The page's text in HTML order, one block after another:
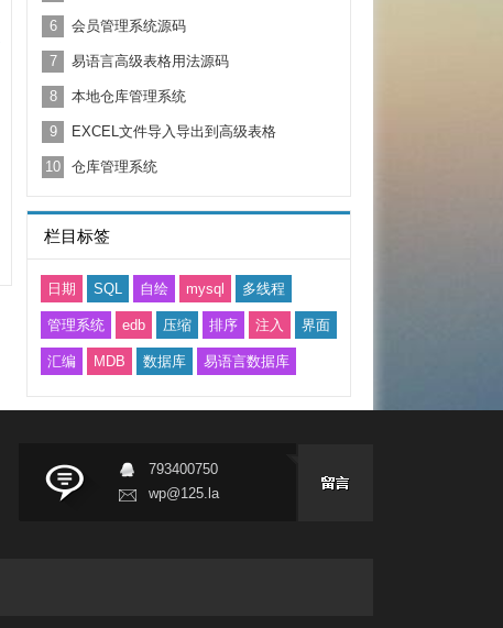
6 会员管理系统源码
7 易语言高级表格用法源码
8 本地仓库管理系统
9 EXCEL文件导入导出到高级表格
10 仓库管理系统
栏目标签
日期 SQL 自绘 mysql 多线程
管理系统 edb 压缩 排序 注入 界面
汇编 MDB 数据库 易语言数据库
793400750
wp@125.la